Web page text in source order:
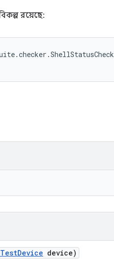
রয়েছে:
Device device)